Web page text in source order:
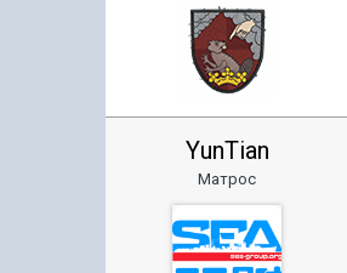
YunTian
Матрос